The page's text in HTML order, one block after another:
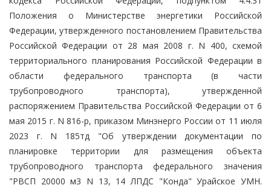
Положения о Министерстве энергетики Российской
Федерации, утвержденного постановлением Правительства
Российской Федерации от 28 мая 2008 г. N 400, схемой
территориального планирования Российской Федерации в
области федерального транспорта (в части
трубопроводного транспорта), утвержденной
распоряжением Правительства Российской Федерации от 6
мая 2015 г. N 816-р, приказом Минэнерго России от 11 июля
2023 г. N 185тд "Об утверждении документации по
планировке территории для размещения объекта
трубопроводного транспорта федерального значения
"РВСП 20000 м3 N 13, 14 ЛПДС "Конда" Урайское УМН.